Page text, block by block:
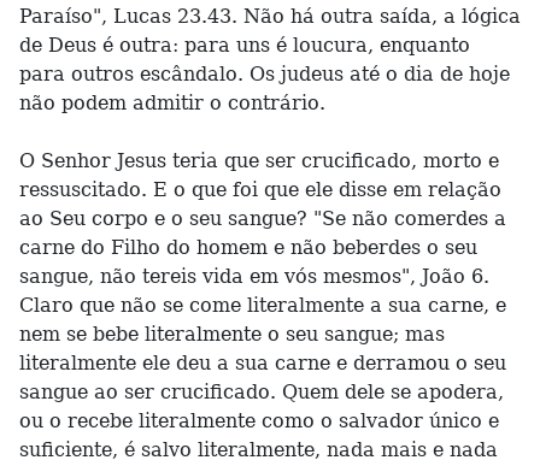
Paraíso", Lucas 23.43. Não há outra saída, a lógica
de Deus é outra: para uns é loucura, enquanto
para outros escândalo. Os judeus até o dia de hoje
não podem admitir o contrário.
O Senhor Jesus teria que ser crucificado, morto e
ressuscitado. E o que foi que ele disse em relação
ao Seu corpo e o seu sangue? "Se não comerdes a
carne do Filho do homem e não beberdes o seu
sangue, não tereis vida em vós mesmos", João 6.
Claro que não se come literalmente a sua carne, e
nem se bebe literalmente o seu sangue; mas
literalmente ele deu a sua carne e derramou o seu
sangue ao ser crucificado. Quem dele se apodera,
ou o recebe literalmente como o salvador único e
suficiente, é salvo literalmente, nada mais e nada